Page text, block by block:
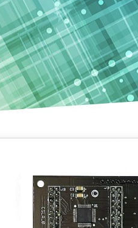
כולל מע''מ